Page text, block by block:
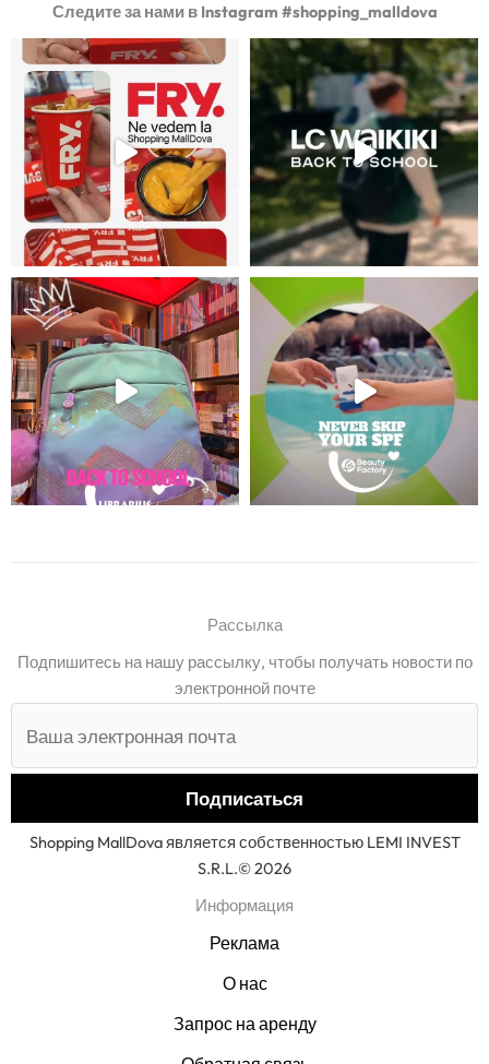
Следите за нами в Instagram #shopping_malldova
Рассылка
Подпишитесь на нашу рассылку, чтобы получать новости по
электронной почте
Shopping MallDova является собственностью LEMI INVEST
S.R.L.© 2026
Информация
Реклама
О нас
Запрос на аренду